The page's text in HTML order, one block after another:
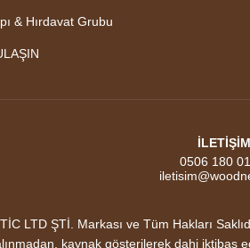
& Hırdavat Grubu
İLETİŞİM
0506 180
LTD ŞTİ. Markası ve Tüm Hakları
kaynak gösterilerek dahi iktibas